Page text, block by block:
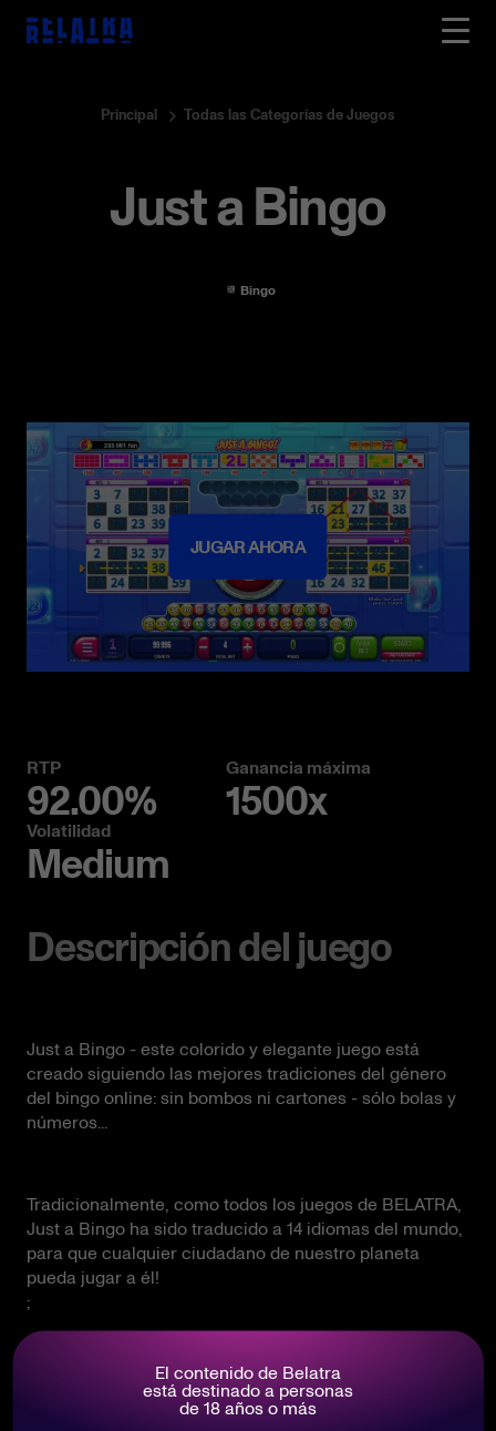
Principal Todas las Categorías de Juegos
Just a Bingo
Bingo
JUGAR AHORA
RTP
92.00%
Ganancia máxima
1500x
Volatilidad
Medium
Descripción del juego
Just a Bingo - este colorido y elegante juego está
creado siguiendo las mejores tradiciones del género
del bingo online: sin bombos ni cartones - sólo bolas y
números...
Tradicionalmente, como todos los juegos de BELATRA,
Just a Bingo ha sido traducido a 14 idiomas del mundo,
para que cualquier ciudadano de nuestro planeta
pueda jugar a él!
;
Además, también está el super-jackpot "Rueda de la
El contenido de Belatra
está destinado a personas
de 18 años o más